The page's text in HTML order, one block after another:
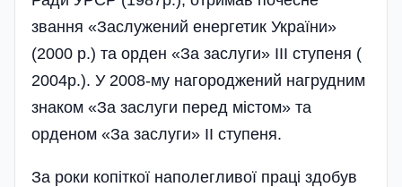
звання «Заслужений енергетик України»
(2000 р.) та орден «За заслуги» ІІІ ступеня (
2004р.). У 2008-му нагороджений нагрудним
знаком «За заслуги перед містом» та
орденом «За заслуги» ІІ ступеня.
За роки копіткої наполегливої праці здобув